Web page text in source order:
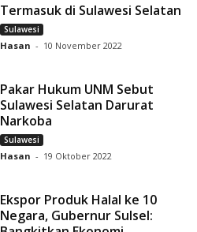
Termasuk di Sulawesi Selatan
Sulawesi
Hasan - 10 November 2022
Pakar Hukum UNM Sebut
Sulawesi Selatan Darurat
Narkoba
Sulawesi
Hasan - 19 Oktober 2022
Ekspor Produk Halal ke 10
Negara, Gubernur Sulsel: